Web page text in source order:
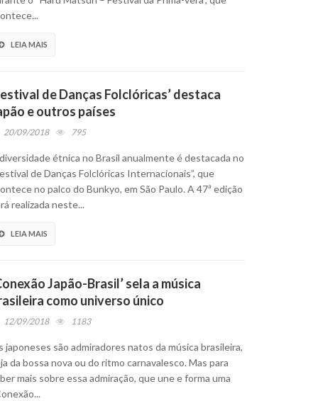
LEIA MAIS
de Danças Folclóricas’ destaca
e outros países
20/09/2018 795
étnica no Brasil anualmente é destacada no
de Danças Folclóricas Internacionais”, que
no palco do Bunkyo, em São Paulo. A 47ª edição
realizada neste...
LEIA MAIS
Japão-Brasil’ sela a música
como universo único
12/09/2018 1183
japoneses são admiradores natos da música brasileira,
da bossa nova ou do ritmo carnavalesco. Mas para
mais sobre essa admiração, que une e forma uma